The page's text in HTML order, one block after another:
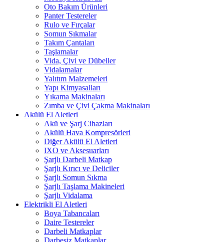
Oto Bakım Ürünleri
Panter Testereler
Rulo ve Fırçalar
Somun Sıkmalar
Takım Çantaları
Taşlamalar
Vida, Çivi ve Dübeller
Vidalamalar
Yalıtım Malzemeleri
Yapı Kimyasalları
Yıkama Makinaları
Zımba ve Çivi Çakma Makinaları
Akülü El Aletleri
Akü ve Şarj Cihazları
Akülü Hava Kompresörleri
Diğer Akülü El Aletleri
IXO ve Aksesuarları
Şarjlı Darbeli Matkap
Şarjlı Kırıcı ve Deliciler
Şarjlı Somun Sıkma
Şarjlı Taşlama Makineleri
Şarjlı Vidalama
Elektrikli El Aletleri
Boya Tabancaları
Daire Testereler
Darbeli Matkaplar
Darbesiz Matkaplar